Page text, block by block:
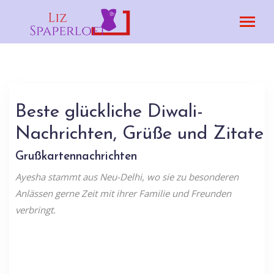
Beste glückliche Diwali-
Nachrichten, Grüße und Zitate
Grußkartennachrichten
Ayesha stammt aus Neu-Delhi, wo sie zu besonderen
Anlässen gerne Zeit mit ihrer Familie und Freunden
verbringt.